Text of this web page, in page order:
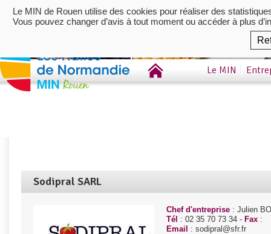
Le MIN
Sodipral SARL
Chef d'entreprise : Julien
Tél : 02 35 70 73 34 - Fax :
Email
: sodipral@sfr.fr
Le MIN de Rouen utilise des cookies pour réaliser des
Vous pouvez changer d’avis à tout moment ou accéder à plus